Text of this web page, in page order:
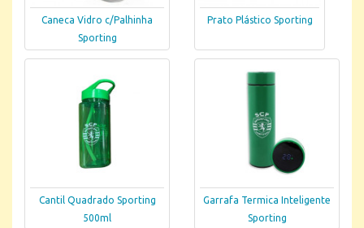
Caneca Vidro c/Palhinha
Sporting
Prato Plástico Sporting
Cantil Quadrado Sporting
500ml
Garrafa Termica Inteligente
Sporting